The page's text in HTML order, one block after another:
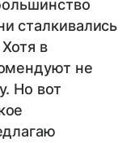
сталкивались
в
не
Но вот